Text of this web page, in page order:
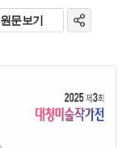
원문보기